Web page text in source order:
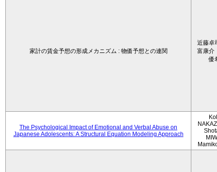
家計の賃金予想の形成メカニズム : 物価予想との連関
近藤卓
富康介
優
The Psychological Impact of Emotional and Verbal Abuse on
Japanese Adolescents: A Structural Equation Modeling Approach